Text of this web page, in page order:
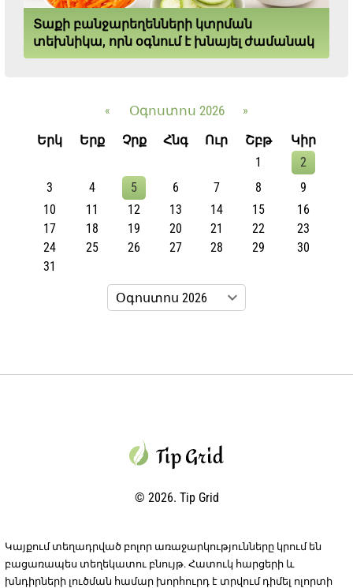
Տաքի բանջարեղենների կտրման
տեխնիկա, որն օգնում է խնայել ժամանակ
« Օգոստոս 2026
»
Երկ
Երք Չրք Հնգ Ուր Շբթ
Կիր
1
2
3
4 5 6 7 8
9
10
11 12 13 14 15
16
17
18 19 20 21 22
23
24
25 26 27 28 29
30
31
© 2026. Tip Grid
Կայքում տեղադրված բոլոր առաջարկությունները կրում են
բացառապես տեղեկատու բնույթ. Հատուկ հարցերի և
խնդիրների լուծման համար խորհուրդ է տրվում դիմել ոլորտի